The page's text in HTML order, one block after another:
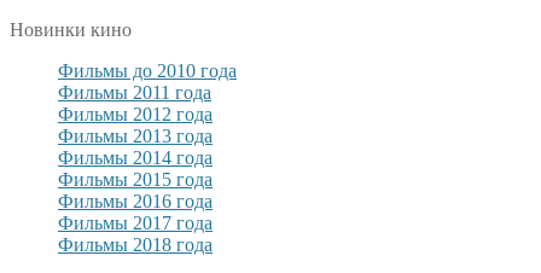
Новинки кино
Фильмы до 2010 года
Фильмы 2011 года
Фильмы 2012 года
Фильмы 2013 года
Фильмы 2014 года
Фильмы 2015 года
Фильмы 2016 года
Фильмы 2017 года
Фильмы 2018 года